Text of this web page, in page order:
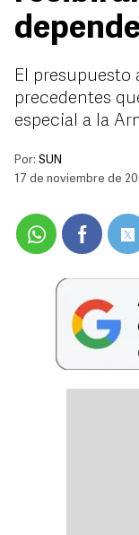
El presupuesto
precedentes
especial a la
Por: SUN
17 de noviembre de